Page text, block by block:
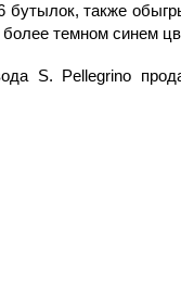
бутылок, также
темном синем
S. Pellegrino